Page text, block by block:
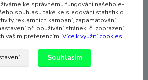
nejlepší z estetického a funkčního
pasují a laminace autopotahy zpevňuje
potahů ze sedadel. Sada autopotahů
hlavových opěrek. Vhodné pro
ale lze použít i pro auto které boční
ke správnému fungování našeho e-
souhlasu také ke sledování statistik o
reklamních kampaní, zapamatování
při používání stránek, či zobrazení
vašim preferencím. Více k využití cookies
Souhlasím